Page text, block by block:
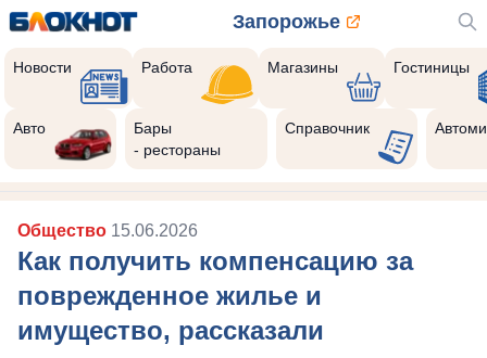
Запорожье
Новости Работа Магазины Гостиницы
Авто
Бары
- рестораны
Справочник
Общество 15.06.2026
Как получить компенсацию за
поврежденное жилье и
имущество, рассказали